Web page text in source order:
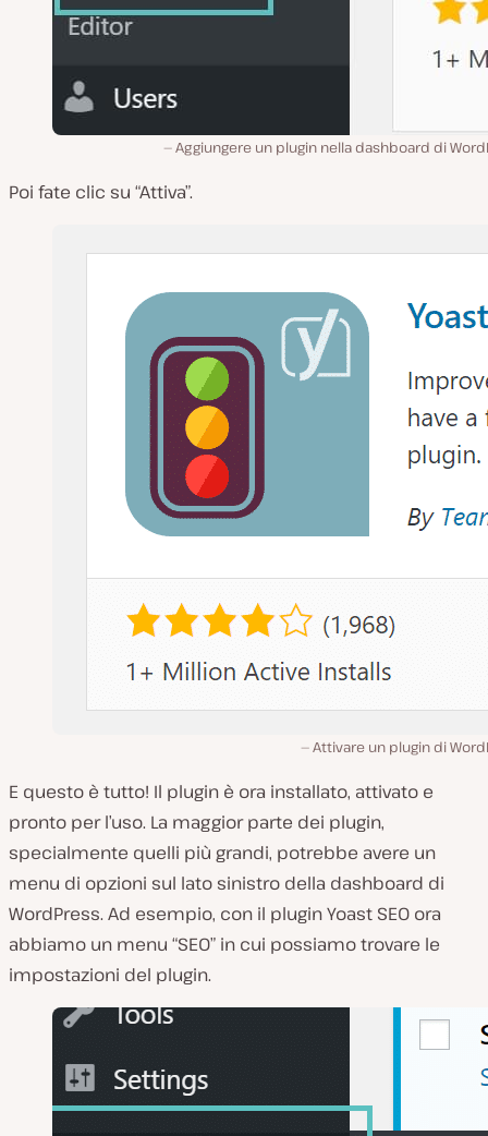
Aggiungere un plugin nella dashboard di
Poi fate clic su “Attiva”.
Attivare un plugin di
E questo è tutto! Il plugin è ora installato, attivato e
pronto per l’uso. La maggior parte dei plugin,
specialmente quelli più grandi, potrebbe avere un
menu di opzioni sul lato sinistro della dashboard di
WordPress. Ad esempio, con il plugin Yoast SEO ora
abbiamo un menu “SEO” in cui possiamo trovare le
impostazioni del plugin.